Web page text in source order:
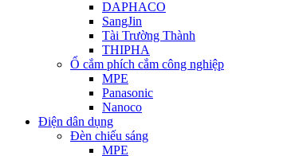
DAPHACO
SangJin
Tài Trường Thành
THIPHA
Ổ cắm phích cắm công nghiệp
MPE
Panasonic
Nanoco
Điện dân dụng
Đèn chiếu sáng
MPE